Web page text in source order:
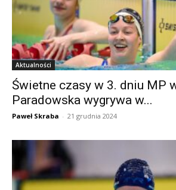
Aktualności
Świetne czasy w 3. dniu MP
Paradowska wygrywa w...
Paweł Skraba - 21 grudnia 2024